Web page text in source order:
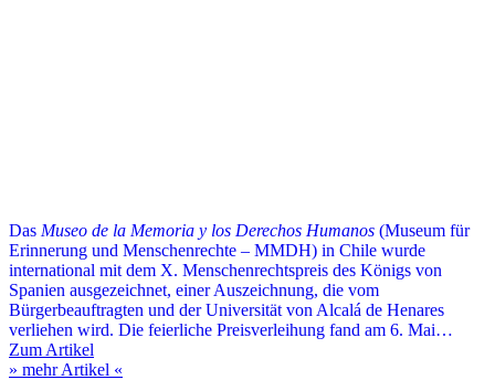
Das Museo de la Memoria y los Derechos Humanos (Museum für
Erinnerung und Menschenrechte – MMDH) in Chile wurde
international mit dem X. Menschenrechtspreis des Königs von
Spanien ausgezeichnet, einer Auszeichnung, die vom
Bürgerbeauftragten und der Universität von Alcalá de Henares
verliehen wird. Die feierliche Preisverleihung fand am 6. Mai…
Zum Artikel
» mehr Artikel «